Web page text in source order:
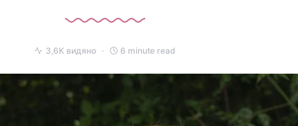
3,6K видяно 6 minute read